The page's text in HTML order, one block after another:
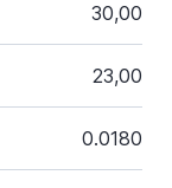
30,00
23,00
0.0180